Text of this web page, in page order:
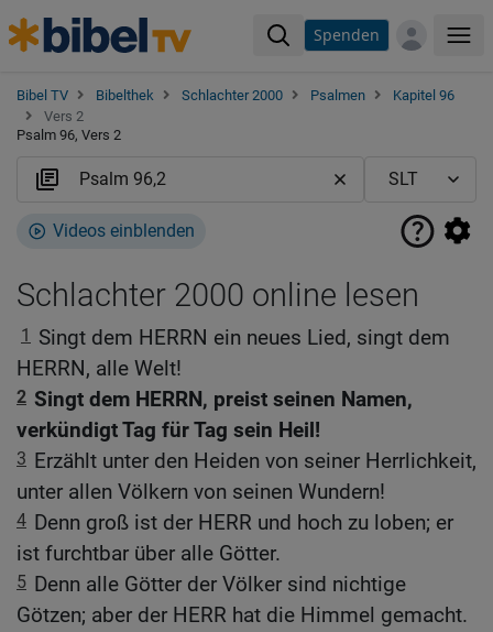
Spenden
Bibel TV Bibelthek Schlachter 2000 Psalmen
Kapitel 96
Vers 2
Psalm 96, Vers 2
Videos einblenden
Schlachter 2000 online lesen
1 Singt dem HERRN ein neues Lied, singt dem
HERRN, alle Welt!
2 Singt dem HERRN, preist seinen Namen,
verkündigt Tag für Tag sein Heil!
3 Erzählt unter den Heiden von seiner Herrlichkeit,
unter allen Völkern von seinen Wundern!
4 Denn groß ist der HERR und hoch zu loben; er
ist furchtbar über alle Götter.
5 Denn alle Götter der Völker sind nichtige
Götzen; aber der HERR hat die Himmel gemacht.